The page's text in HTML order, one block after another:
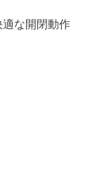
な開閉動作